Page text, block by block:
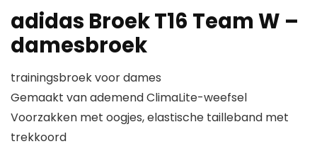
adidas Broek T16 Team W –
damesbroek
trainingsbroek voor dames
Gemaakt van ademend ClimaLite-weefsel
Voorzakken met oogjes, elastische tailleband met
trekkoord